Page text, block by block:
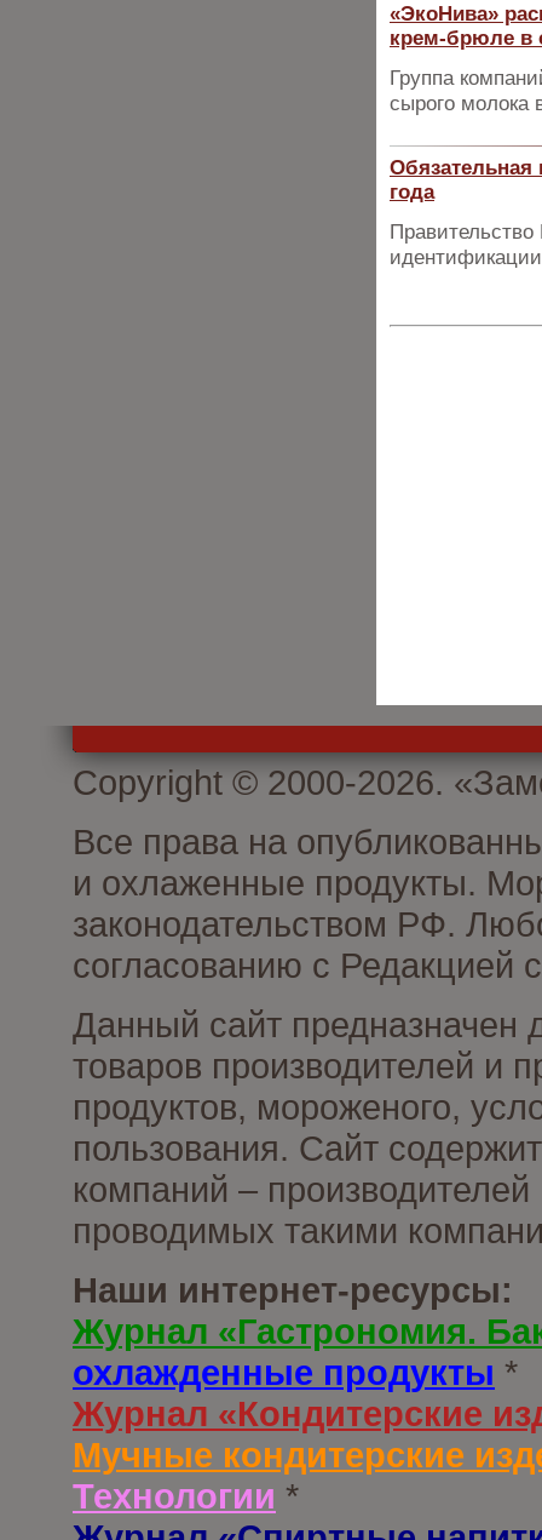
«ЭкоНива»
крем-брюле в
Группа
сырого молока
Обязательная
года
Copyright © 2000-2026.
Все права на
и охлаженные продукты.
законодательством РФ.
согласованию с Редакцией
Данный сайт предназначен
товаров производителей и
продуктов, мороженого,
пользования. Сайт
компаний –
проводимых такими
Наши интернет-ресурсы:
Журнал «Гастрономия.
охлажденные продукты *
Журнал «Кондитерские
Мучные кондитерские
Технологии *